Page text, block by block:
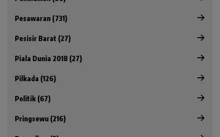
Pesawaran (731)
Pesisir Barat (27)
Piala Dunia 2018 (27)
Pilkada (126)
Politik (67)
Pringsewu (216)